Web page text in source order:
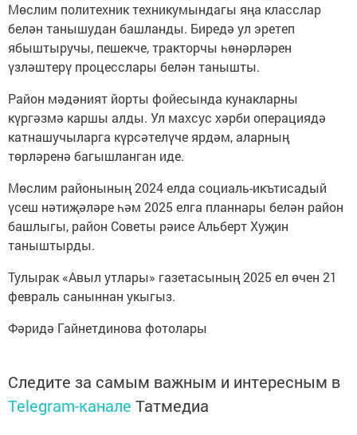
Мөслим политехник техникумындагы яңа класслар
белән танышудан башланды. Биредә ул эретеп
ябыштыручы, пешекче, тракторчы һөнәрләрен
үзләштерү процесслары белән танышты.
Район мәдәният йорты фойесында кунакларны
күргәзмә каршы алды. Ул махсус хәрби операциядә
катнашучыларга күрсәтелүче ярдәм, аларның
төрләренә багышланган иде.
Мөслим районының 2024 елда социаль-икътисадый
үсеш нәтиҗәләре һәм 2025 елга планнары белән район
башлыгы, район Советы рәисе Альберт Хуҗин
таныштырды.
Тулырак «Авыл утлары» газетасының 2025 ел өчен 21
февраль саныннан укыгыз.
Фәридә Гайнетдинова фотолары
Следите за самым важным и интересным в
Telegram-канале Татмедиа